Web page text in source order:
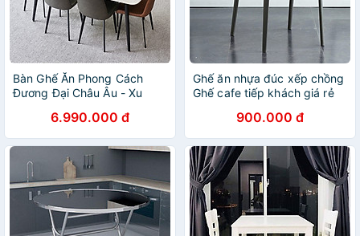
Bàn Ghế Ăn Phong Cách
Đương Đại Châu Âu - Xu
Gian Hiện Đại - Chân Thép
Mặt Đá - Hàng Nhập Khẩu
AZP
6.990.000 đ
Ghế ăn nhựa đúc xếp chồng
Ghế cafe tiếp khách giá rẻ
900.000 đ